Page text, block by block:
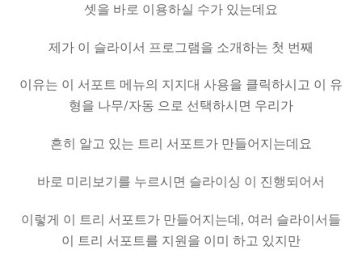
셋을 바로 이용하실 수가 있는데요
제가 이 슬라이서 프로그램을 소개하는 첫 번째
이유는 이 서포트 메뉴의 지지대 사용을 클릭하시고 이 유
형을 나무/자동 으로 선택하시면 우리가
흔히 알고 있는 트리 서포트가 만들어지는데요
바로 미리보기를 누르시면 슬라이싱 이 진행되어서
이렇게 이 트리 서포트가 만들어지는데, 여러 슬라이서들
이 트리 서포트를 지원을 이미 하고 있지만